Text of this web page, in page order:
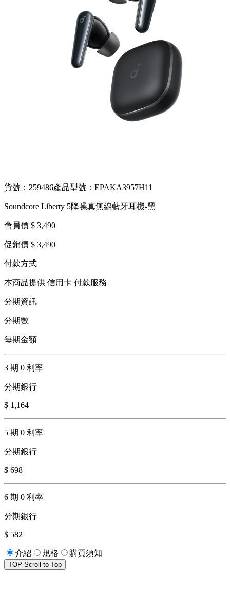
貨號：259486產品型號：EPAKA3957H11
Soundcore Liberty 5降噪真無線藍牙耳機-黑
會員價 $ 3,490
促銷價 $ 3,490
付款方式
本商品提供 信用卡 付款服務
分期資訊
分期數
每期金額
3 期 0 利率
分期銀行
$ 1,164
5 期 0 利率
分期銀行
$ 698
6 期 0 利率
分期銀行
$ 582
介紹 規格 購買須知
TOP Scroll to Top